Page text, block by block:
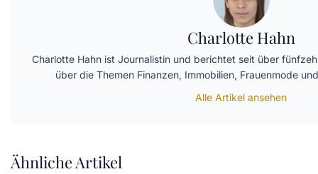
Charlotte Hahn
Charlotte Hahn ist Journalistin und berichtet seit über
über die Themen Finanzen, Immobilien, Frauenmode
Alle Artikel ansehen
Ähnliche Artikel